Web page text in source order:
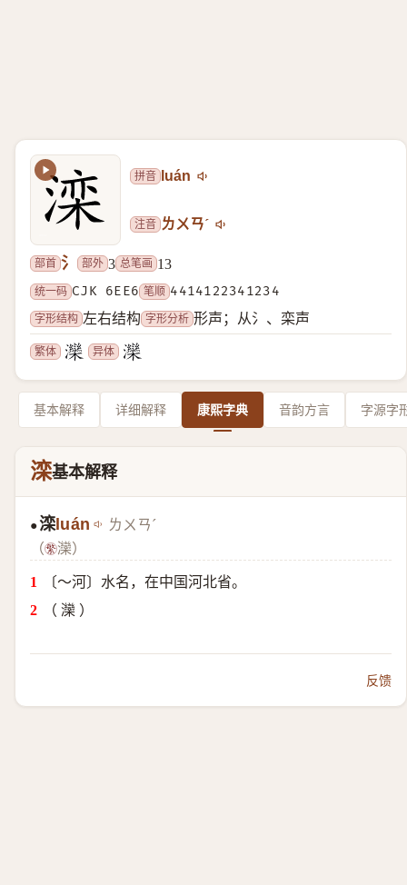
拼音 luán
注音 ㄌㄨㄢˊ
部首 氵 部外 3 总笔画 13
统一码 CJK 6EE6 笔顺 4414122341234
字形结构 左右结构 字形分析 形声；从氵、栾声
繁体 异体
基本解释 详细解释 康熙字典 音韵方言 字源字
滦基本解释
● 滦luán ㄌㄨㄢˊ
（
灤）
〔～河〕水名，在中国河北省。
（ 灤 ）
反馈